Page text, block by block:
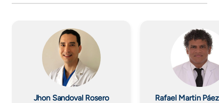
Imagen
Jhon Sandoval Rosero
Imagen
Rafael Martin